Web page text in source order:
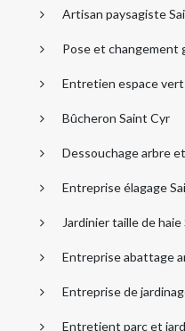
Artisan paysagiste
Pose et changement
Entretien espace
Bûcheron Saint Cyr
Dessouchage arbre
Entreprise élagage
Jardinier taille de
Entreprise abattage
Entreprise de
Entretient parc et